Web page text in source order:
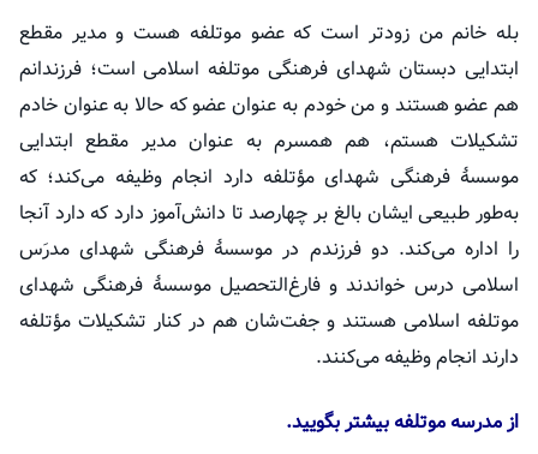
بله خانم من زودتر است که عضو موتلفه هست و مدیر مقطع
ابتدایی دبستان شهدای فرهنگی موتلفه اسلامی است؛ فرزندانم
هم عضو هستند و من خودم به عنوان عضو که حالا به عنوان خادم
تشکیلات هستم، هم همسرم به عنوان مدیر مقطع ابتدایی
موسسهٔ فرهنگی شهدایمؤتلفه دارد انجام وظیفه می‌کند؛ که
به‌طور طبیعی ایشان بالغ بر چهارصد تا دانش‌آموز دارد که دارد آنجا
را اداره می‌کند. دو فرزندم در موسسهٔ فرهنگی شهدای مدرَس
اسلامی درس خواندند و فارغ‌التحصیل موسسهٔ فرهنگی شهدای
موتلفه اسلامی هستند و جفت‌شان هم در کنار تشکیلات مؤتلفه
دارند انجام وظیفه می‌کنند.
از مدرسه موتلفه بیشتر بگویید.